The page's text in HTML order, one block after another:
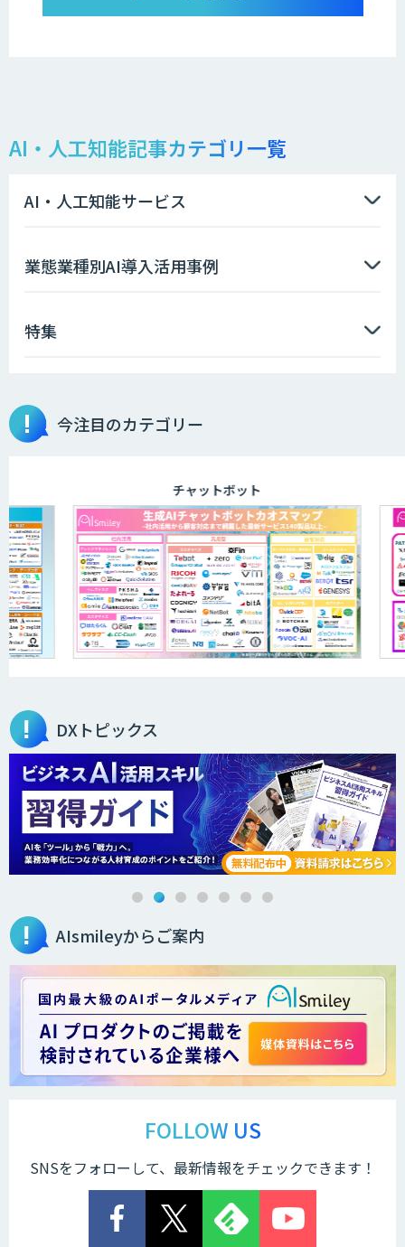
AI・人工知能記事カテゴリ一覧
AI・人工知能サービス
業態業種別AI導入活用事例
特集
今注目のカテゴリー
チャットボット
DXトピックス
AIsmileyからご案内
FOLLOW US
SNSをフォローして、最新情報をチェックできます！